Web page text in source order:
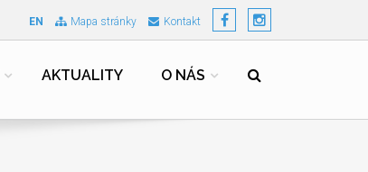
EN Mapa stránky Kontakt
AKTUALITY O NÁS